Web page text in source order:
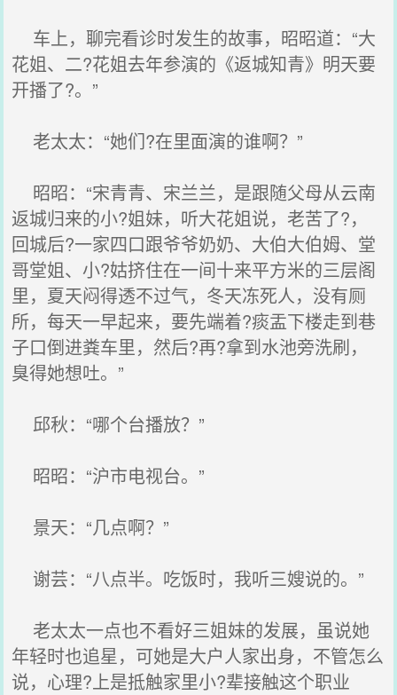
车上，聊完看诊时发生的故事，昭昭道：“大
花姐、二?花姐去年参演的《返城知青》明天要
开播了?。”
老太太：“她们?在里面演的谁啊？”
昭昭：“宋青青、宋兰兰，是跟随父母从云南
返城归来的小?姐妹，听大花姐说，老苦了?，
回城后?一家四口跟爷爷奶奶、大伯大伯姆、堂
哥堂姐、小?姑挤住在一间十来平方米的三层阁
里，夏天闷得透不过气，冬天冻死人，没有厕
所，每天一早起来，要先端着?痰盂下楼走到巷
子口倒进粪车里，然后?再?拿到水池旁洗刷，
臭得她想吐。”
邱秋：“哪个台播放？”
昭昭：“沪市电视台。”
景天：“几点啊？”
谢芸：“八点半。吃饭时，我听三嫂说的。”
老太太一点也不看好三姐妹的发展，虽说她
年轻时也追星，可她是大户人家出身，不管怎么
说，心理?上是抵触家里小?辈接触这个职业